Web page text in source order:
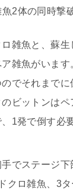
2体の同時撃
雑魚と、蘇
雑魚がいま
でそれまでに
ビットンは
1発で倒す必
でステージ
クロ雑魚、3